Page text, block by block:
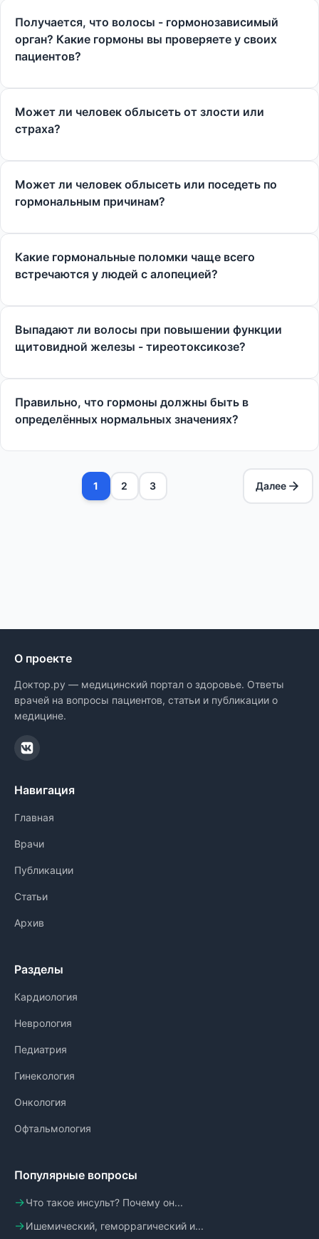
Получается, что волосы - гормонозависимый
орган? Какие гормоны вы проверяете у своих
пациентов?
Может ли человек облысеть от злости или
страха?
Может ли человек облысеть или поседеть по
гормональным причинам?
Какие гормональные поломки чаще всего
встречаются у людей с алопецией?
Выпадают ли волосы при повышении функции
щитовидной железы - тиреотоксикозе?
Правильно, что гормоны должны быть в
определённых нормальных значениях?
1 2 3 Далее
О проекте
Доктор.ру — медицинский портал о здоровье. Ответы
врачей на вопросы пациентов, статьи и публикации о
медицине.
Навигация
Главная
Врачи
Публикации
Статьи
Архив
Разделы
Кардиология
Неврология
Педиатрия
Гинекология
Онкология
Офтальмология
Популярные вопросы
Что такое инсульт? Почему он...
Ишемический, геморрагический и...